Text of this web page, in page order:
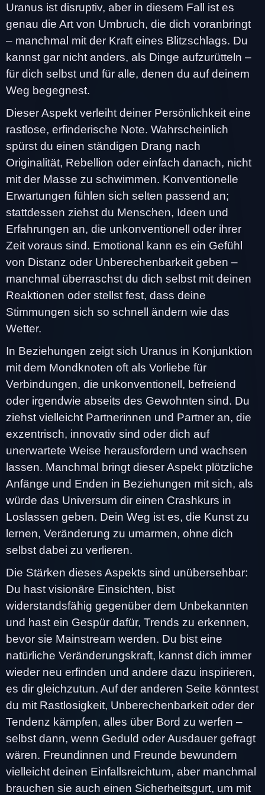
Uranus ist disruptiv, aber in diesem Fall ist es
genau die Art von Umbruch, die dich voranbringt
– manchmal mit der Kraft eines Blitzschlags. Du
kannst gar nicht anders, als Dinge aufzurütteln –
für dich selbst und für alle, denen du auf deinem
Weg begegnest.
Dieser Aspekt verleiht deiner Persönlichkeit eine
rastlose, erfinderische Note. Wahrscheinlich
spürst du einen ständigen Drang nach
Originalität, Rebellion oder einfach danach, nicht
mit der Masse zu schwimmen. Konventionelle
Erwartungen fühlen sich selten passend an;
stattdessen ziehst du Menschen, Ideen und
Erfahrungen an, die unkonventionell oder ihrer
Zeit voraus sind. Emotional kann es ein Gefühl
von Distanz oder Unberechenbarkeit geben –
manchmal überraschst du dich selbst mit deinen
Reaktionen oder stellst fest, dass deine
Stimmungen sich so schnell ändern wie das
Wetter.
In Beziehungen zeigt sich Uranus in Konjunktion
mit dem Mondknoten oft als Vorliebe für
Verbindungen, die unkonventionell, befreiend
oder irgendwie abseits des Gewohnten sind. Du
ziehst vielleicht Partnerinnen und Partner an, die
exzentrisch, innovativ sind oder dich auf
unerwartete Weise herausfordern und wachsen
lassen. Manchmal bringt dieser Aspekt plötzliche
Anfänge und Enden in Beziehungen mit sich, als
würde das Universum dir einen Crashkurs in
Loslassen geben. Dein Weg ist es, die Kunst zu
lernen, Veränderung zu umarmen, ohne dich
selbst dabei zu verlieren.
Die Stärken dieses Aspekts sind unübersehbar:
Du hast visionäre Einsichten, bist
widerstandsfähig gegenüber dem Unbekannten
und hast ein Gespür dafür, Trends zu erkennen,
bevor sie Mainstream werden. Du bist eine
natürliche Veränderungskraft, kannst dich immer
wieder neu erfinden und andere dazu inspirieren,
es dir gleichzutun. Auf der anderen Seite könntest
du mit Rastlosigkeit, Unberechenbarkeit oder der
Tendenz kämpfen, alles über Bord zu werfen –
selbst dann, wenn Geduld oder Ausdauer gefragt
wären. Freundinnen und Freunde bewundern
vielleicht deinen Einfallsreichtum, aber manchmal
brauchen sie auch einen Sicherheitsgurt, um mit